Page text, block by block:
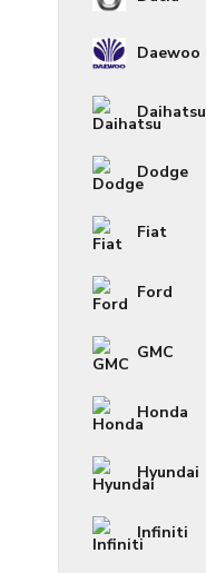
Daewoo
Daihatsu
Dodge
Fiat
Ford
GMC
Honda
Hyundai
Infiniti